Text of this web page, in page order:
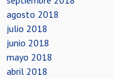
agosto 2018
julio 2018
junio 2018
mayo 2018
abril 2018